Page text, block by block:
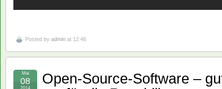
Posted by admin at 12:46
Open-Source-Software –
Mai
08
2014